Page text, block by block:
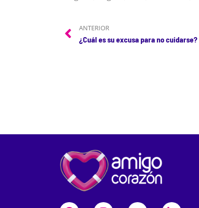
ANTERIOR
¿Cuál es su excusa para no cuidarse?